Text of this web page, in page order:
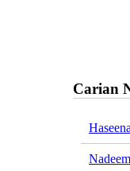
Carian